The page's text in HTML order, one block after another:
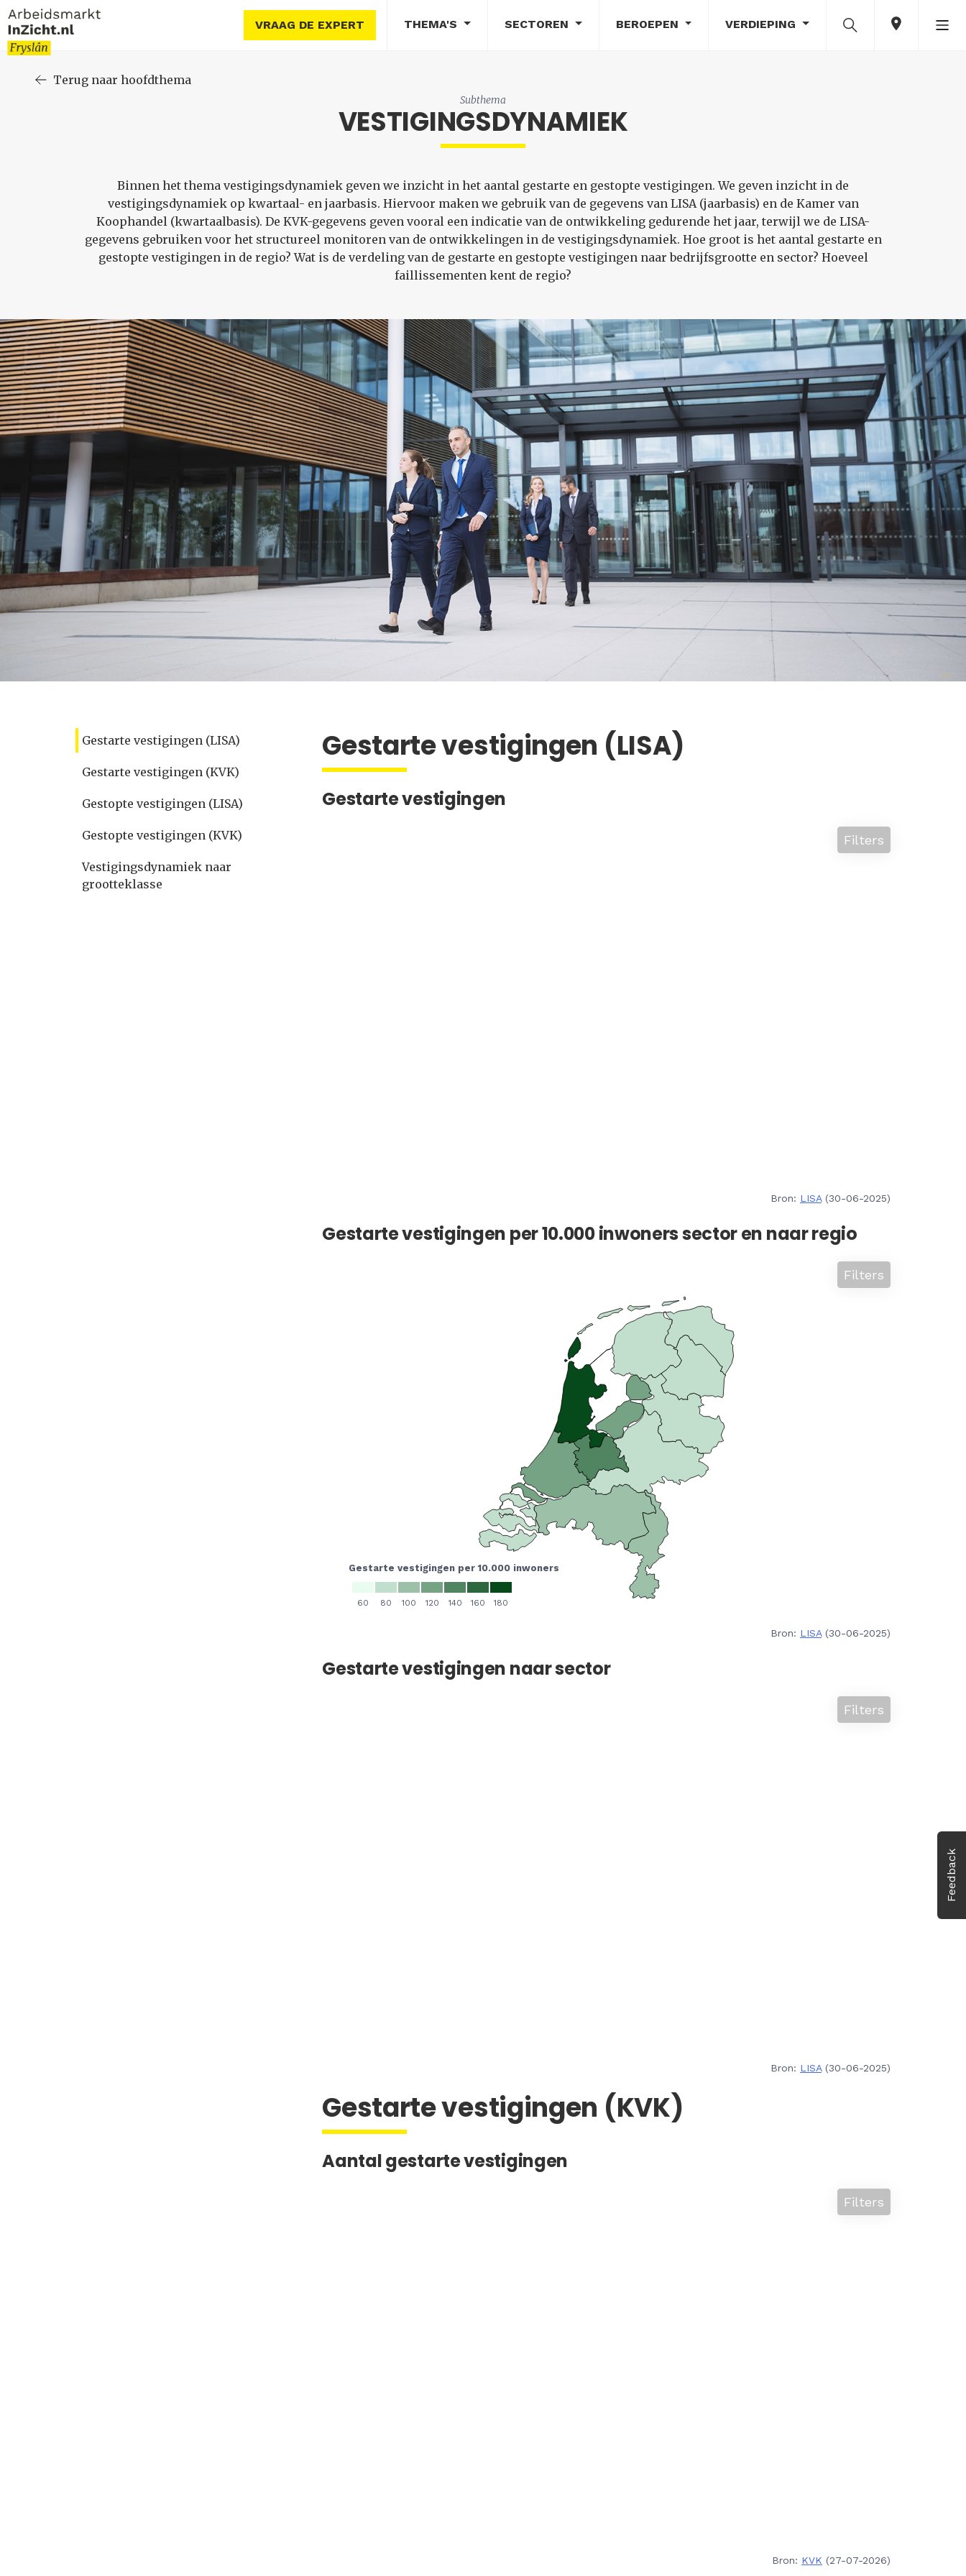
VRAAG DE EXPERT THEMA'S SECTOREN BEROEPEN VERDIEPING
Feedback
Terug naar hoofdthema
Subthema
VESTIGINGSDYNAMIEK
Binnen het thema vestigingsdynamiek geven we inzicht in het aantal gestarte en gestopte vestigingen. We geven inzicht in de
vestigingsdynamiek op kwartaal- en jaarbasis. Hiervoor maken we gebruik van de gegevens van LISA (jaarbasis) en de Kamer van
Koophandel (kwartaalbasis). De KVK-gegevens geven vooral een indicatie van de ontwikkeling gedurende het jaar, terwijl we de LISA-
gegevens gebruiken voor het structureel monitoren van de ontwikkelingen in de vestigingsdynamiek. Hoe groot is het aantal gestarte en
gestopte vestigingen in de regio? Wat is de verdeling van de gestarte en gestopte vestigingen naar bedrijfsgrootte en sector? Hoeveel
faillissementen kent de regio?
Gestarte vestigingen (LISA)
Gestarte vestigingen (KVK)
Gestopte vestigingen (LISA)
Gestopte vestigingen (KVK)
Vestigingsdynamiek naar
grootteklasse
Gestarte vestigingen (LISA)
Gestarte vestigingen
Filters
Bron: LISA(30-06-2025)
Gestarte vestigingen per 10.000 inwoners sector en naar regio
Filters
Bron: LISA(30-06-2025)
Gestarte vestigingen naar sector
Filters
Bron: LISA(30-06-2025)
Gestarte vestigingen (KVK)
Aantal gestarte vestigingen
Filters
Bron: KVK (27-07-2026)